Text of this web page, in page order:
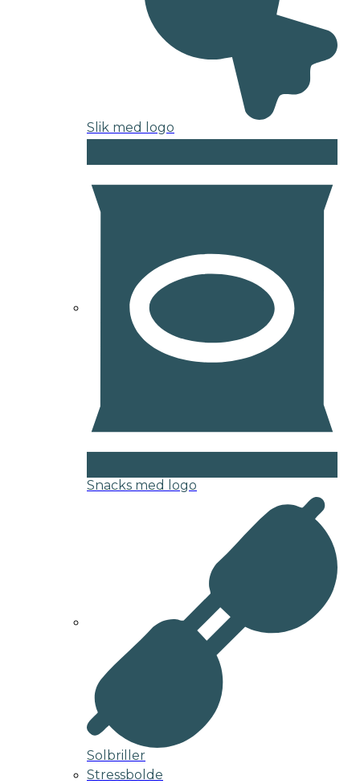
Slik med logo
Snacks med logo
Solbriller
Stressbolde